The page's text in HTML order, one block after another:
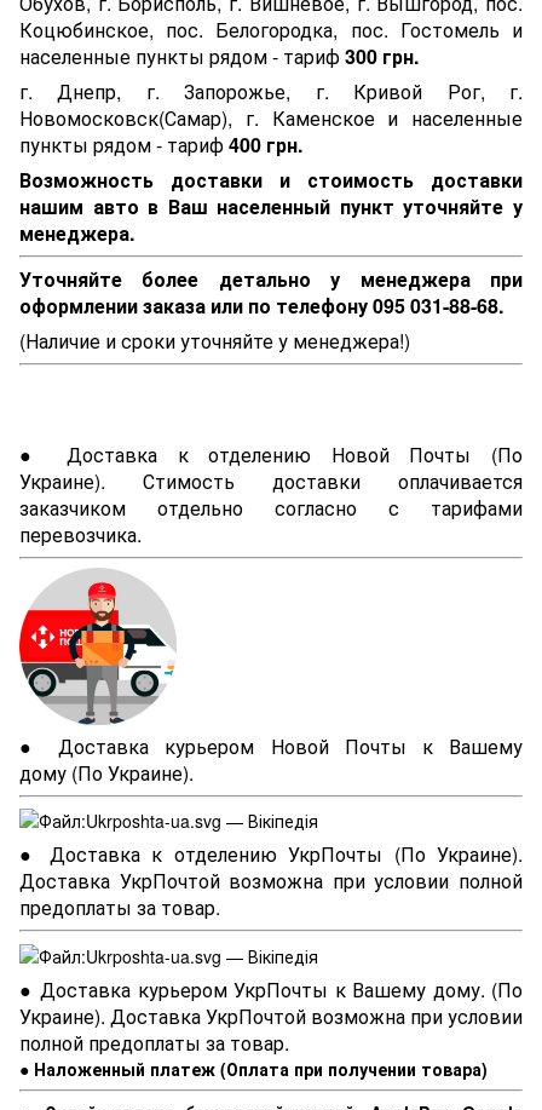
Коцюбинское, пос. Белогородка, пос. Гостомель и
населенные пункты рядом - тариф300 грн.
г. Днепр, г. Запорожье, г. Кривой Рог, г.
Новомосковск(Самар), г. Каменское и населенные
пункты рядом - тариф400 грн.
Возможность доставки и стоимость доставки
нашим авто в Ваш населенный пункт уточняйте у
менеджера.
Уточняйте более детально у менеджера при
оформлении заказа или по телефону 095 031-88-68.
(Наличие и сроки уточняйте у менеджера!)
● Доставка к отделению Новой Почты (По
Украине). Стимость доставки оплачивается
заказчиком отдельно согласно с тарифами
перевозчика.
● Доставка курьером Новой Почты к Вашему
дому (По Украине).
● Доставка к отделению УкрПочты (По Украине).
Доставка УкрПочтой возможна при условии полной
предоплаты за товар.
● Доставка курьером УкрПочты к Вашему дому. (По
Украине). Доставка УкрПочтой возможна при условии
полной предоплаты за товар.
● Наложенный платеж (Оплата при получении товара)